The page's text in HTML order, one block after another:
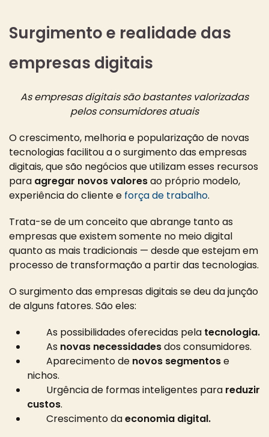
Surgimento e realidade das
empresas digitais
As empresas digitais são bastantes valorizadas
pelos consumidores atuais
O crescimento, melhoria e popularização de novas
tecnologias facilitou a o surgimento das empresas
digitais, que são negócios que utilizam esses recursos
para agregar novos valoresao próprio modelo,
experiência do cliente e força de trabalho.
Trata-se de um conceito que abrange tanto as
empresas que existem somente no meio digital
quanto as mais tradicionais — desde que estejam em
processo de transformação a partir das tecnologias.
O surgimento das empresas digitais se deu da junção
de alguns fatores. São eles:
As possibilidades oferecidas pela tecnologia.
As novas necessidadesdos consumidores.
Aparecimento de novos segmentose
nichos.
Urgência de formas inteligentes para reduzir
custos.
Crescimento daeconomia digital.